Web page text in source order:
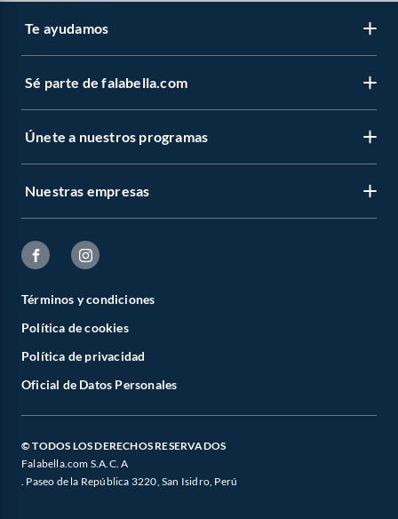
Te ayudamos
Sé parte de falabella.com
Únete a nuestros programas
Nuestras empresas
Términos y condiciones
Política de cookies
Política de privacidad
Oficial de Datos Personales
© TODOS LOS DERECHOS RESERVADOS
Falabella.com S.A.C. A
. Paseo de la República 3220, San Isidro, Perú